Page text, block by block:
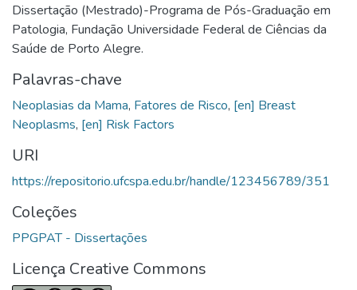
Dissertação (Mestrado)-Programa de Pós-Graduação em
Patologia, Fundação Universidade Federal de Ciências da
Saúde de Porto Alegre.
Palavras-chave
Neoplasias da Mama, Fatores de Risco, [en] Breast
Neoplasms, [en] Risk Factors
URI
https://repositorio.ufcspa.edu.br/handle/123456789/351
Coleções
PPGPAT - Dissertações
Licença Creative Commons